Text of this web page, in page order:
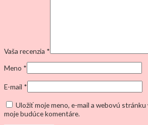
Vaša recenzia *
Meno *
E-mail *
Uložiť moje meno, e-mail a webovú
moje budúce komentáre.